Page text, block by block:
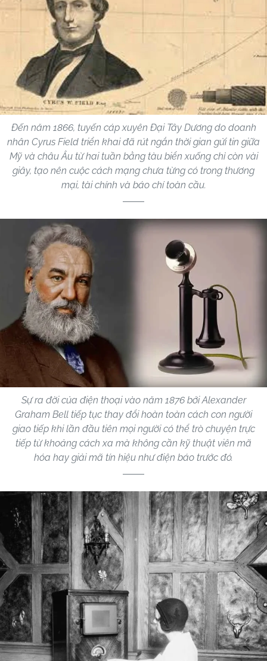
Đến năm 1866, tuyến cáp xuyên Đại Tây Dương do doanh
nhân Cyrus Field triển khai đã rút ngắn thời gian gửi tin giữa
Mỹ và châu Âu từ hai tuần bằng tàu biển xuống chỉ còn vài
giây, tạo nên cuộc cách mạng chưa từng có trong thương
mại, tài chính và báo chí toàn cầu.
Sự ra đời của điện thoại vào năm 1876 bởi Alexander
Graham Bell tiếp tục thay đổi hoàn toàn cách con người
giao tiếp khi lần đầu tiên mọi người có thể trò chuyện trực
tiếp từ khoảng cách xa mà không cần kỹ thuật viên mã
hóa hay giải mã tín hiệu như điện báo trước đó.